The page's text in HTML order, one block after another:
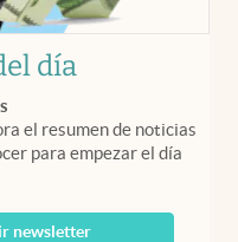
día
el resumen de noticias
para empezar el día
newsletter